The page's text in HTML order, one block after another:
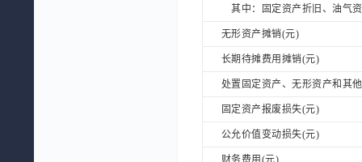
其中：固定资产折旧、油气资
无形资产摊销(元)
长期待摊费用摊销(元)
处置固定资产、无形资产和其
固定资产报废损失(元)
公允价值变动损失(元)
财务费用(元)